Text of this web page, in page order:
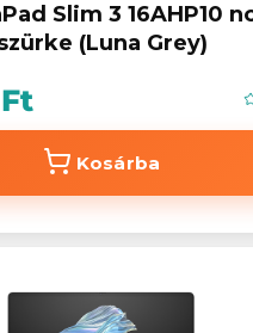
Slim 3 16AHP10
(Luna Grey)
Kosárba